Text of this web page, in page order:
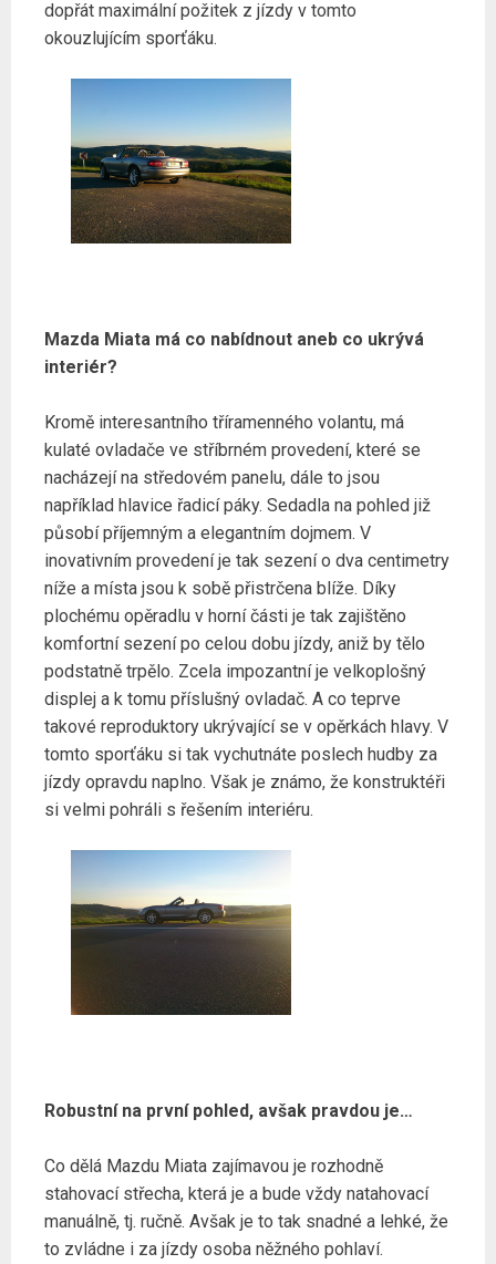
dopřát maximální požitek z jízdy v tomto
okouzlujícím sporťáku.
Mazda Miata má co nabídnout aneb co ukrývá
interiér?
Kromě interesantního tříramenného volantu, má
kulaté ovladače ve stříbrném provedení, které se
nacházejí na středovém panelu, dále to jsou
například hlavice řadicí páky. Sedadla na pohled již
působí příjemným a elegantním dojmem. V
inovativním provedení je tak sezení o dva centimetry
níže a místa jsou k sobě přistrčena blíže. Díky
plochému opěradlu v horní části je tak zajištěno
komfortní sezení po celou dobu jízdy, aniž by tělo
podstatně trpělo. Zcela impozantní je velkoplošný
displej a k tomu příslušný ovladač. A co teprve
takové reproduktory ukrývající se v opěrkách hlavy. V
tomto sporťáku si tak vychutnáte poslech hudby za
jízdy opravdu naplno. Však je známo, že konstruktéři
si velmi pohráli s řešením interiéru.
Robustní na první pohled, avšak pravdou je…
Co dělá Mazdu Miata zajímavou je rozhodně
stahovací střecha, která je a bude vždy natahovací
manuálně, tj. ručně. Avšak je to tak snadné a lehké, že
to zvládne i za jízdy osoba něžného pohlaví.